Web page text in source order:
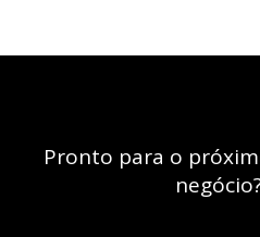
Pronto para o